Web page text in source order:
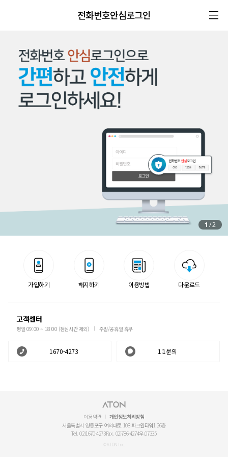
전화번호안심로그인
1 /2
가입하기 해지하기 이용방법 다운로드
고객센터
평일 09:00 ~ 18:00 (점심시간 제외) 주말/공휴일 휴무
1670-4273 1:1문의
이용약관
개인정보처리방침
서울특별시 영등포구 여의대로 108 파크원타워1 26층
Tel. 02)1670-4273Fax. 02)786-4274우.07335
© ATON Inc.